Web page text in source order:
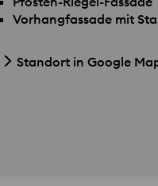
Vorhangfassade mit
Standort in Google